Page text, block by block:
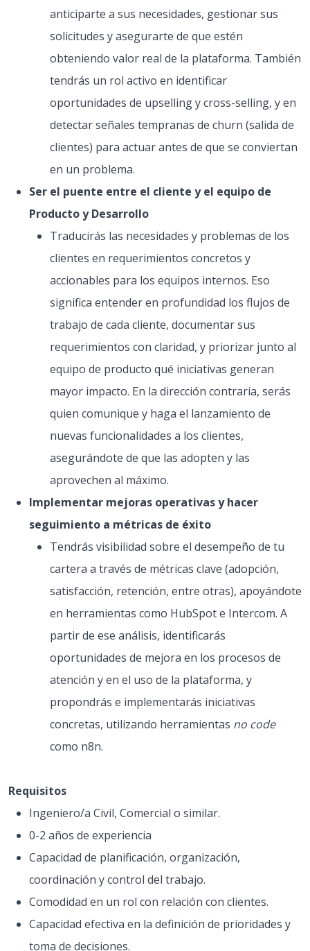
anticiparte a sus necesidades, gestionar sus
solicitudes y asegurarte de que estén
obteniendo valor real de la plataforma. También
tendrás un rol activo en identificar
oportunidades de upselling y cross-selling, y en
detectar señales tempranas de churn (salida de
clientes) para actuar antes de que se conviertan
en un problema.
Ser el puente entre el cliente y el equipo de
Producto y Desarrollo
Traducirás las necesidades y problemas de los
clientes en requerimientos concretos y
accionables para los equipos internos. Eso
significa entender en profundidad los flujos de
trabajo de cada cliente, documentar sus
requerimientos con claridad, y priorizar junto al
equipo de producto qué iniciativas generan
mayor impacto. En la dirección contraria, serás
quien comunique y haga el lanzamiento de
nuevas funcionalidades a los clientes,
asegurándote de que las adopten y las
aprovechen al máximo.
Implementar mejoras operativas y hacer
seguimiento a métricas de éxito
Tendrás visibilidad sobre el desempeño de tu
cartera a través de métricas clave (adopción,
satisfacción, retención, entre otras), apoyándote
en herramientas como HubSpot e Intercom. A
partir de ese análisis, identificarás
oportunidades de mejora en los procesos de
atención y en el uso de la plataforma, y
propondrás e implementarás iniciativas
concretas, utilizando herramientas no code
como n8n.
Requisitos
Ingeniero/a Civil, Comercial o similar.
0-2 años de experiencia
Capacidad de planificación, organización,
coordinación y control del trabajo.
Comodidad en un rol con relación con clientes.
Capacidad efectiva en la definición de prioridades y
toma de decisiones.